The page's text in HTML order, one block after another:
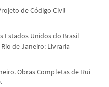
de Código Civil
Estados Unidos do Brasil
de Janeiro: Livraria
Obras Completas de Rui